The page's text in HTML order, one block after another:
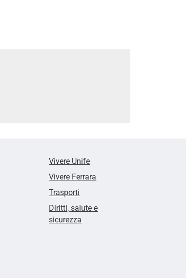
Vivere Unife
Vivere Ferrara
Trasporti
Diritti, salute e
sicurezza